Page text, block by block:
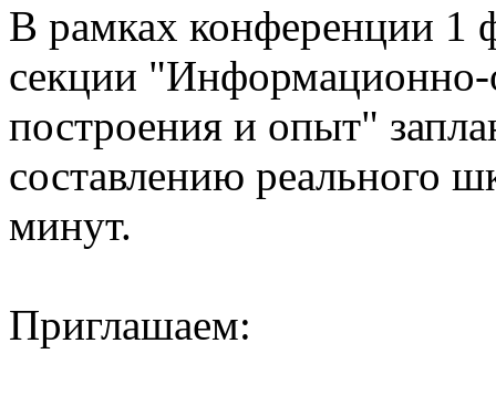
В рамках конференции 1
секции "Информационно-
построения и опыт"
составлению реального
минут.
Приглашаем: